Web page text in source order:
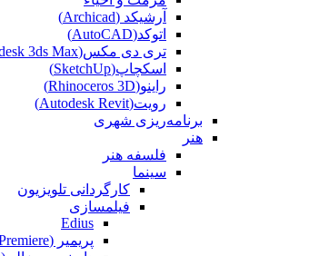
آرشیکد (Archicad)
اتوکد(AutoCAD)
تری دی مکس(Autodesk 3ds Max)
اسکچاپ(SketchUp)
راینو(Rhinoceros 3D)
رویت(Autodesk Revit)
برنامه‌ریزی شهری
هنر
فلسفه هنر
سینما
کارگردانی تلویزیون
فیلمسازی
Edius
پریمیر (Premiere)